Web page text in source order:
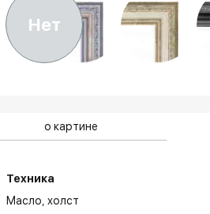
Нет
о картине
Техника
Масло,холст